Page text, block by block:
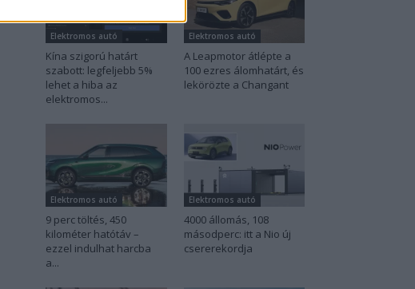
Elektromos autó
Kína szigorú határt
szabott: legfeljebb 5%
lehet a hiba az
elektromos...
Elektromos autó
A Leapmotor átlépte a
100 ezres álomhatárt, és
lekörözte a Changant
Elektromos autó
9 perc töltés, 450
kilométer hatótáv –
ezzel indulhat harcba
a...
Elektromos autó
4000 állomás, 108
másodperc: itt a Nio új
csererekordja